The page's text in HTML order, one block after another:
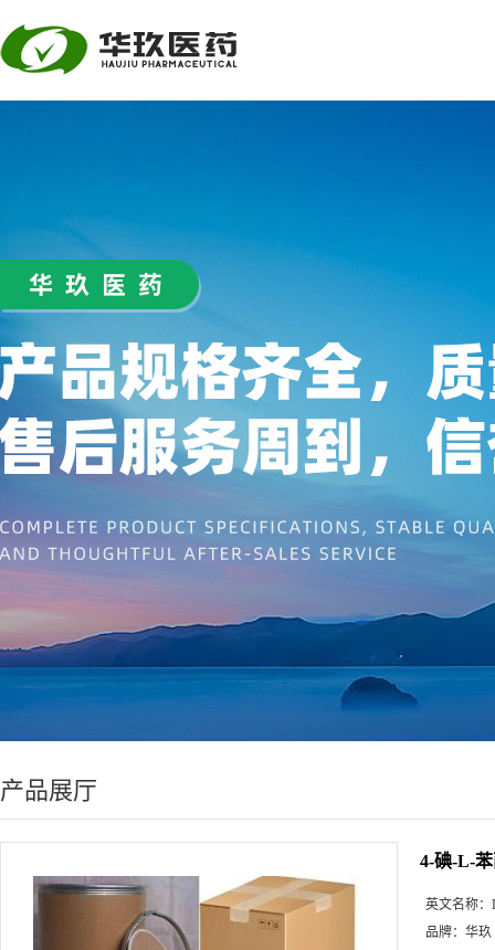
产品展厅
4-碘-L-
英文名称：
品牌： 华玖